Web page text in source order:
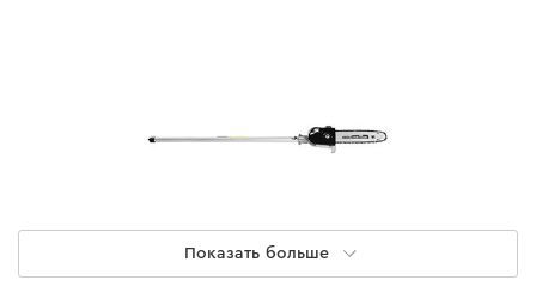
Показать больше